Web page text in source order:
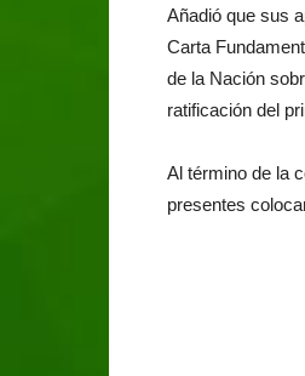
Añadió que sus
Carta
de la Nación
ratificación del
Al término de la
presentes